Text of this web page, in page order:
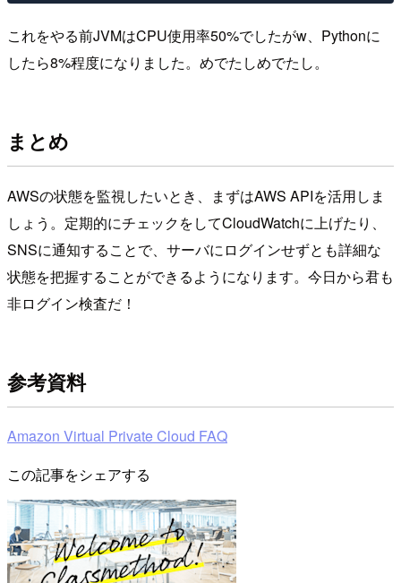
これをやる前JVMはCPU使用率50%でしたがw、Pythonに
したら8%程度になりました。めでたしめでたし。
まとめ
AWSの状態を監視したいとき、まずはAWS APIを活用しま
しょう。定期的にチェックをしてCloudWatchに上げたり、
SNSに通知することで、サーバにログインせずとも詳細な
状態を把握することができるようになります。今日から君も
非ログイン検査だ！
参考資料
Amazon Virtual Private Cloud FAQ
この記事をシェアする